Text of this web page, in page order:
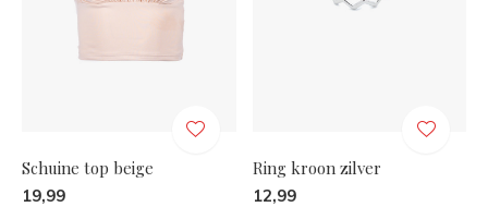
Schuine top beige
19,99
Ring kroon zilver
12,99